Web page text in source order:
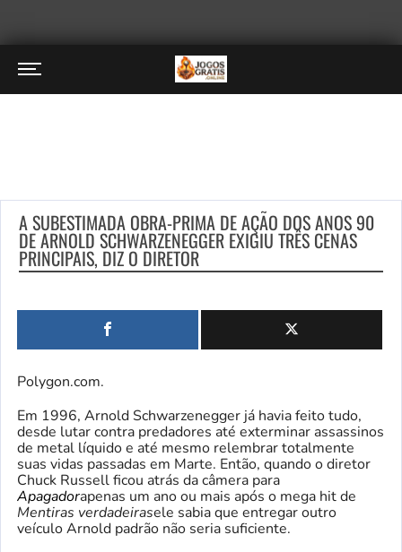
A SUBESTIMADA OBRA-PRIMA DE AÇÃO DOS ANOS 90
DE ARNOLD SCHWARZENEGGER EXIGIU TRÊS CENAS
PRINCIPAIS, DIZ O DIRETOR
Polygon.com.
Em 1996, Arnold Schwarzenegger já havia feito tudo,
desde lutar contra predadores até exterminar assassinos
de metal líquido e até mesmo relembrar totalmente
suas vidas passadas em Marte. Então, quando o diretor
Chuck Russell ficou atrás da câmera para
Apagadorapenas um ano ou mais após o mega hit de
Mentiras verdadeirasele sabia que entregar outro
veículo Arnold padrão não seria suficiente.